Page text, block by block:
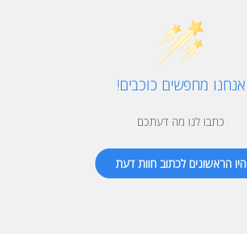
אנחנו מחפשים כוכבים!
כתבו לנו מה דעתכם
היו הראשונים לכתוב חוות דעת